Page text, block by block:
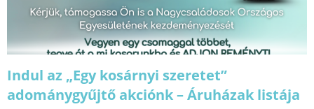
Indul az „Egy kosárnyi szeretet”
adománygyűjtő akciónk – Áruházak listája